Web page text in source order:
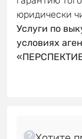
юридически
Услуги по
условиях